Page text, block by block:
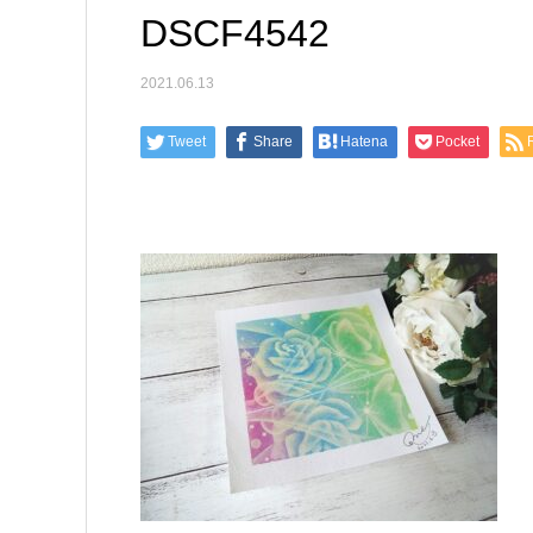
DSCF4542
2021.06.13
Tweet Share Hatena Pocket